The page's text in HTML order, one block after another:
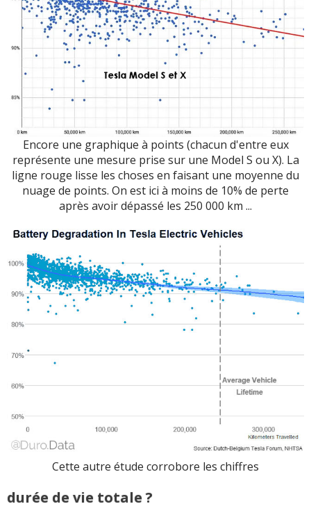
Encore une graphique à points (chacun d'entre eux
représente une mesure prise sur une Model S ou X). La
ligne rouge lisse les choses en faisant une moyenne du
nuage de points. On est ici à moins de 10% de perte
après avoir dépassé les 250 000 km ...
Cette autre étude corrobore les chiffres
durée de vie totale ?